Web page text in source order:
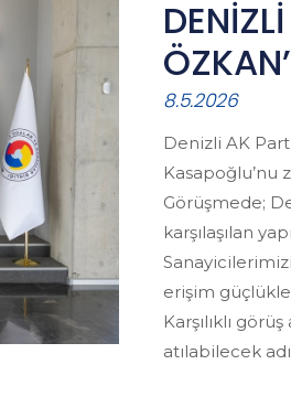
8.5.2026
Denizli AK
Kasapoğlu’nu
Görüşmede;
karşılaşılan
erişim
Karşılıklı
atılabilecek